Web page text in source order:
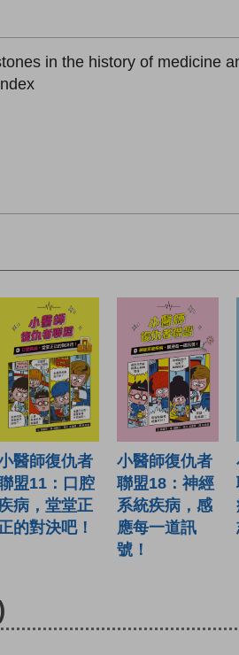
in the history of medicine
醫師復仇者
盟11：口腔
病，堂堂正
的對決吧！
小醫師復仇者
聯盟18：神經
系統疾病，感
應每一道訊
號！